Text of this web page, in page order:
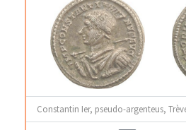
Constantin Ier, pseudo-argenteus,